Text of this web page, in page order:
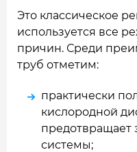
Это классическое
используется все
причин. Среди
труб отметим:
практически
кислородной
предотвращает
системы;